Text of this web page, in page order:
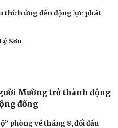
Giải trí
Nghệ sĩ
thích ứng đến động lực phát
Sơn
Mường trở thành động
đồng
phòng vé tháng 8, đối đầu